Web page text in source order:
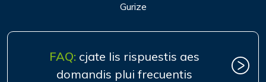
Gurize
FAQ: cjate lis rispuestis aes
domandis plui frecuentis